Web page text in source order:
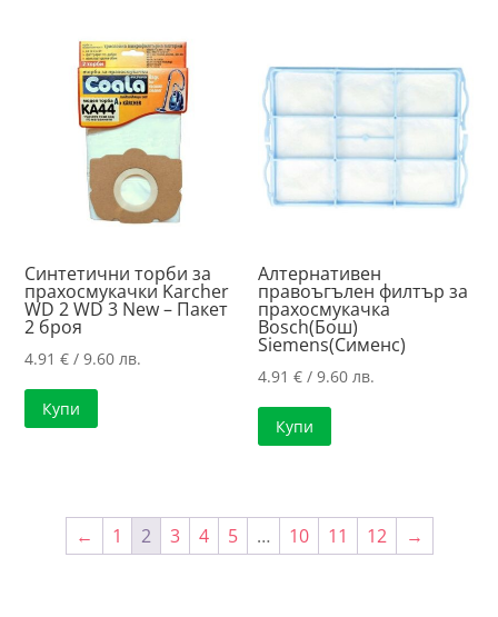
Синтетични торби за
прахосмукачки Karcher
WD 2 WD 3 New – Пакет
2 броя
4.91€ / 9.60 лв.
Купи
Алтернативен
правоъгълен филтър за
прахосмукачка
Bosch(Бош)
Siemens(Сименс)
4.91€ / 9.60 лв.
Купи
← 1 2 3 4 5 … 10 11 12 →